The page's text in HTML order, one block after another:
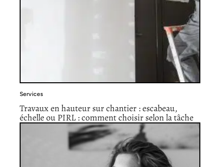
Services
Travaux en hauteur sur chantier : escabeau,
échelle ou PIRL : comment choisir selon la tâche